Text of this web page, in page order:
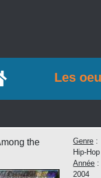
Accueil
Les
the
Genre :
Hip-Hop
Année :
2004